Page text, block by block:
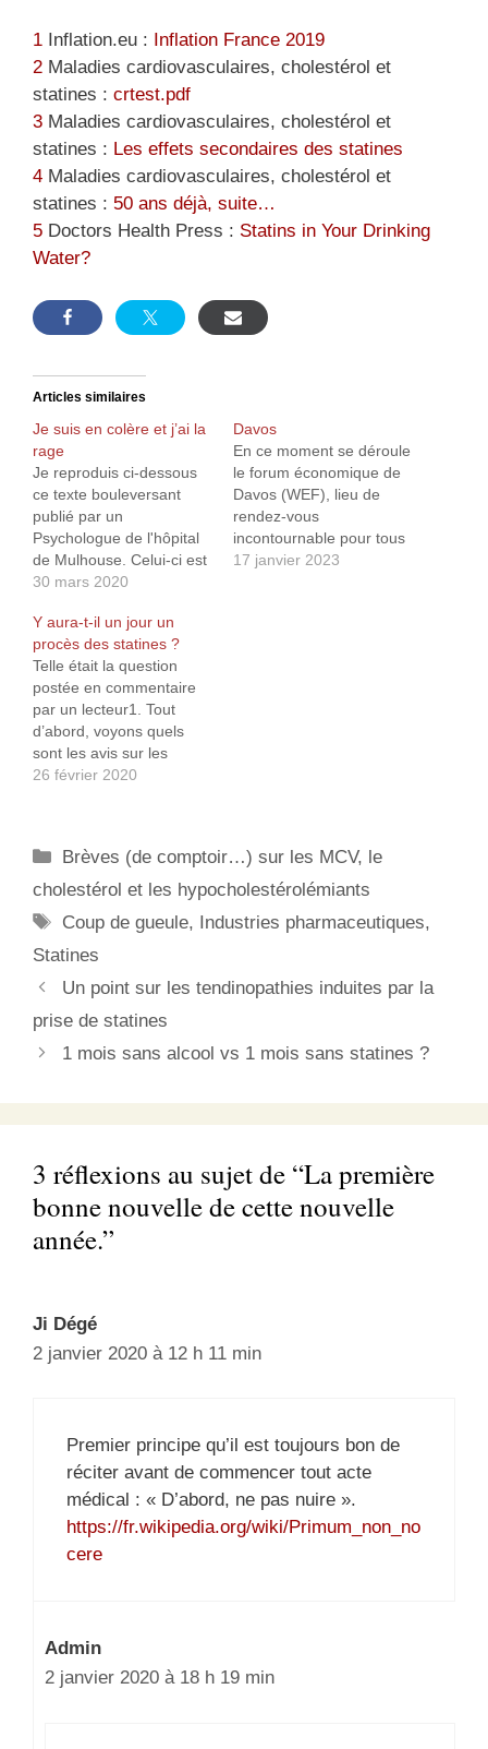
1 Inflation.eu :
Inflation France 2019
2 Maladies cardiovasculaires, cholestérol et
statines : crtest.pdf
3 Maladies cardiovasculaires, cholestérol et
statines : Les effets secondaires des statines
4 Maladies cardiovasculaires, cholestérol et
statines : 50 ans déjà, suite…
5 Doctors Health Press : Statins in Your Drinking
Water?
Articles similaires
Je suis en colère et j’ai la
rage
Je reproduis ci-dessous
ce texte bouleversant
publié par un
Psychologue de l'hôpital
de Mulhouse. Celui-ci est
assez long (n'avons-nous
mais exprime bien le
malaise des hôpitaux et
du personnel soignant dû
à l'incurie de nos
dirigeants successifs. Je
suis en colère et j’ai la
rage,…
30 mars 2020
Davos
En ce moment se déroule
le forum économique de
Davos (WEF), lieu de
rendez-vous
incontournable pour tous
les puissants de ce
17 janvier 2023
Y aura-t-il un jour un
procès des statines ?
Telle était la question
postée en commentaire
par un lecteur1. Tout
d’abord, voyons quels
sont les avis sur les
statines de la part des
L’ANSM : Voici ce qu’en
disait cette institution en
document plus récent, on
peut considérer que
26 février 2020
Catégories
Brèves (de comptoir…) sur les MCV, le
cholestérol et les hypocholestérolémiants
Étiquettes
Coup de gueule, Industries pharmaceutiques,
Statines
Un point sur les tendinopathies induites par la
prise de statines
1 mois sans alcool vs 1 mois sans statines ?
3 réflexions au sujet de “La première
bonne nouvelle de cette nouvelle
année.”
Ji Dégé
2 janvier 2020 à 12 h 11 min
Premier principe qu’il est toujours bon de
réciter avant de commencer tout acte
médical : « D’abord, ne pas nuire ».
https://fr.wikipedia.org/wiki/Primum_non_no
cere
Admin
2 janvier 2020 à 18 h 19 min